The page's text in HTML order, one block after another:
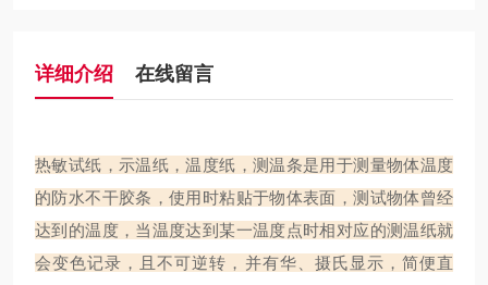
详细介绍 在线留言
热敏试纸，示温纸，温度纸，测温条是用于测量物体温度
的防水不干胶条，使用时粘贴于物体表面，测试物体曾经
达到的温度，当温度达到某一温度点时相对应的测温纸就
会变色记录，且不可逆转，并有华、摄氏显示，简便直